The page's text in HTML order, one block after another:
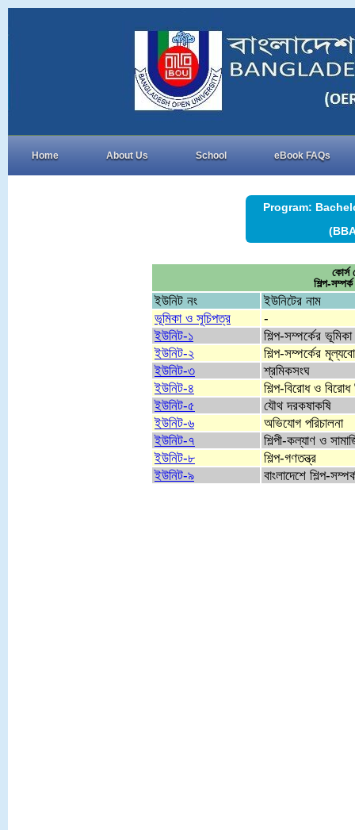
Home About Us School eBook FAQs
Program:
শিল্প-
ইউনিট নং
ইউনিটের নাম
ভূমিকা ও সূচিপত্র
-
ইউনিট-১
শিল্প-সম্পর্কের ভূমিকা
ইউনিট-২
শিল্প-সম্পর্কের
ইউনিট-৩
শ্রমিকসংঘ
ইউনিট-৪
শিল্প-বিরোধ ও বিরোধ
ইউনিট-৫
যৌথ দরকষাকষি
ইউনিট-৬
অভিযোগ পরিচালনা
ইউনিট-৭
শিল্পী-কল্যাণ ও
ইউনিট-৮
শিল্প-গণতন্ত্র
ইউনিট-৯
বাংলাদেশে শিল্প-